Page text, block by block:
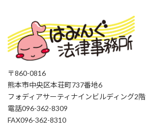
〒860-0816
熊本市中央区本荘町737番地6
フォディアサーティナインビルディング2階
電話096-362-8309
FAX096-362-8310